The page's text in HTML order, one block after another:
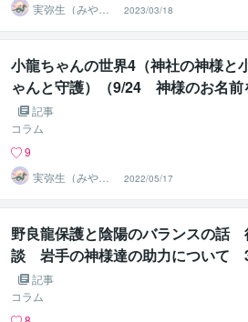
実弥生（みや
の）
2023/03/18
小龍ちゃんの世界4（神社の神様と
ゃんと守護）（9/24 神様のお名前
しました）
記事
コラム
9
実弥生（みや
の）
2022/05/17
野良龍保護と陰陽のバランスの話
談 岩手の神様達の助力について
部修正しました
記事
コラム